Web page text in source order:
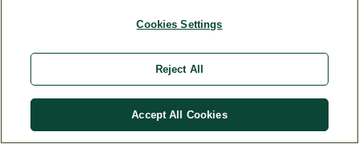
da
wir
wissenschaftliche
Cookies Settings
Reject All
Accept All Cookies